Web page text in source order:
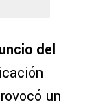
del
un